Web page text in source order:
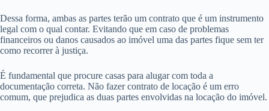
Dessa forma, ambas as partes terão um contrato que é um instrumento
legal com o qual contar. Evitando que em caso de problemas
financeiros ou danos causados ao imóvel uma das partes fique sem ter
como recorrer à justiça.
É fundamental que procure casas para alugar com toda a
documentação correta. Não fazer contrato de locação é um erro
comum, que prejudica as duas partes envolvidas na locação do imóvel.